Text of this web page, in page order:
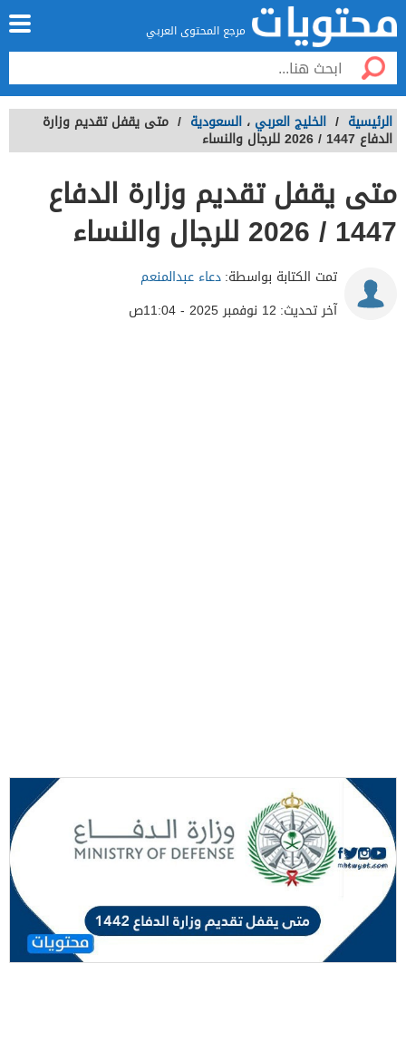
مرجع المحتوى العربي
الرئيسية / الخليج العربي ، السعودية / متى يقفل تقديم وزارة
الدفاع 1447 / 2026 للرجال والنساء
متى يقفل تقديم وزارة الدفاع
1447 / 2026 للرجال والنساء
تمت الكتابة بواسطة:دعاء عبدالمنعم
آخر تحديث: 12 نوفمبر 2025 - 11:04ص